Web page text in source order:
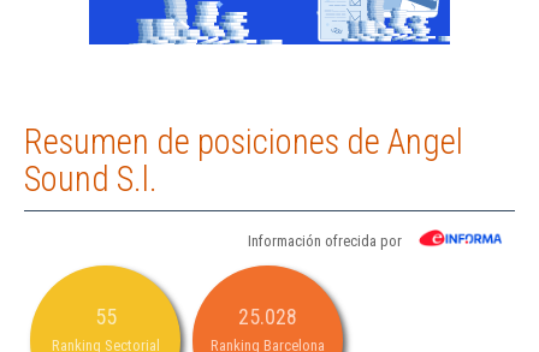
Resumen de posiciones de Angel
Sound S.l.
Información ofrecida por
55
Ranking Sectorial
25.028
Ranking Barcelona